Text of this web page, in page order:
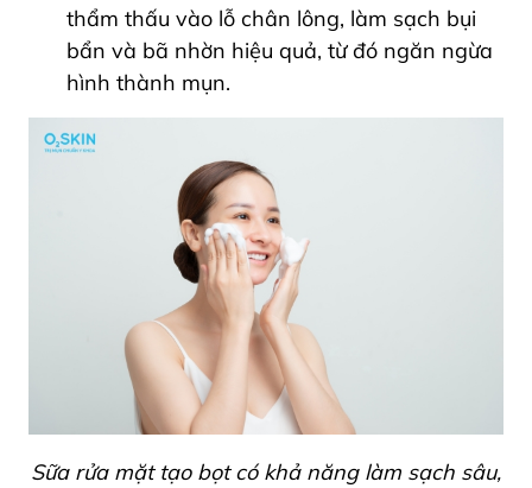
thẩm thấu vào lỗ chân lông, làm sạch bụi
bẩn và bã nhờn hiệu quả, từ đó ngăn ngừa
hình thành mụn.
Sữa rửa mặt tạo bọt có khả năng làm sạch sâu,